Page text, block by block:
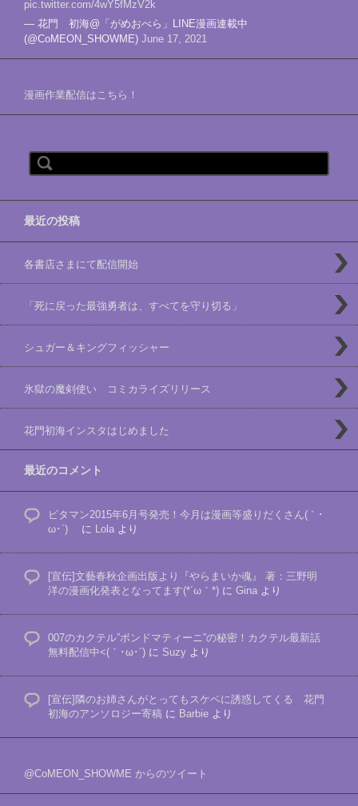
pic.twitter.com/4wY5fMzV2k
— 花門 初海@「がめおべら」LINE漫画連載中
(@CoMEON_SHOWME) June 17, 2021
漫画作業配信はこちら！
検索:
最近の投稿
各書店さまにて配信開始
「死に戻った最強勇者は、すべてを守り切る」
シュガー＆キングフィッシャー
氷獄の魔剣使い コミカライズリリース
花門初海インスタはじめました
最近のコメント
ビタマン2015年6月号発売！今月は漫画等盛りだくさん(｀･
ω･´)ゞ
に Lola より
[宣伝]文藝春秋企画出版より『やらまいか魂』 著：三野明
洋の漫画化発表となってます(*´ω｀*) に Gina より
007のカクテル”ボンドマティーニ”の秘密！カクテル最新話
無料配信中<(｀･ω･´) に Suzy より
[宣伝]隣のお姉さんがとってもスケベに誘惑してくる 花門
初海のアンソロジー寄稿 に Barbie より
@CoMEON_SHOWME からのツイート